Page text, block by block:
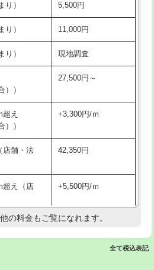
38,500円
22,000円
16,500円
現場見積
価格です。
ラップ
22,000円+材料費
岐水栓） 16,500円
事/3ｍ超
戻し作業） 11,000円~
り） 5,500円
り） 11,000円
り） 現地調査
））
27,500円～
え
））
+3,300円/ｍ
店舗・法
42,350円
え（店
+5,500円/ｍ
現地調査
の料金もご覧になれます。
全て税込表記